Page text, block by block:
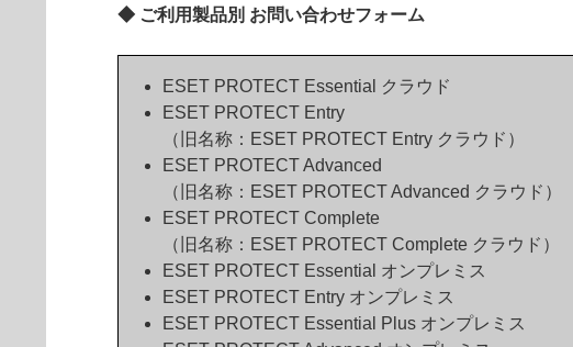
◆ ご利用製品別 お問い合わせフォーム
ESET PROTECT Essential クラウド
ESET PROTECT Entry
（旧名称：ESET PROTECT Entry クラウド）
ESET PROTECT Advanced
（旧名称：ESET PROTECT Advanced クラウド）
ESET PROTECT Complete
（旧名称：ESET PROTECT Complete クラウド）
ESET PROTECT Essential オンプレミス
ESET PROTECT Entry オンプレミス
ESET PROTECT Essential Plus オンプレミス